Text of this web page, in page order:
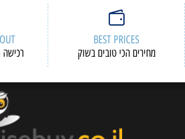
BEST PRICES
מחירים הכי טובים בשוק